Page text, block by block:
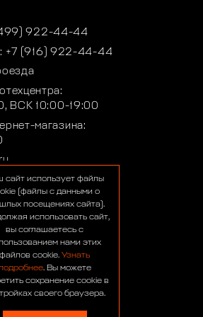
4х4»
22 дня
922-44-44
+7 (916) 922-44-44
ВСК 10:00-19:00
магазина:
сайт использует файлы
(файлы с данными о
посещениях сайта).
использовать сайт,
вы соглашаетесь с
нами этих
файлов cookie. Узнать
. Вы можете
сохранение cookie в
своего браузера.